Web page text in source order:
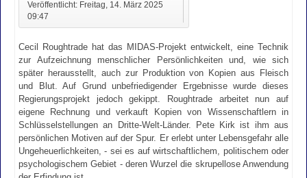
Veröffentlicht: Freitag, 14. März 2025
09:47
Cecil Roughtrade hat das MIDAS-Projekt entwickelt, eine Technik
zur Aufzeichnung menschlicher Persönlichkeiten und, wie sich
später herausstellt, auch zur Produktion von Kopien aus Fleisch
und Blut. Auf Grund unbefriedigender Ergebnisse wurde dieses
Regierungsprojekt jedoch gekippt. Roughtrade arbeitet nun auf
eigene Rechnung und verkauft Kopien von Wissenschaftlern in
Schlüsselstellungen an Dritte-Welt-Länder. Pete Kirk ist ihm aus
persönlichen Motiven auf der Spur. Er erlebt unter Lebensgefahr alle
Ungeheuerlichkeiten, - sei es auf wirtschaftlichem, politischem oder
psychologischem Gebiet - deren Wurzel die skrupellose Anwendung